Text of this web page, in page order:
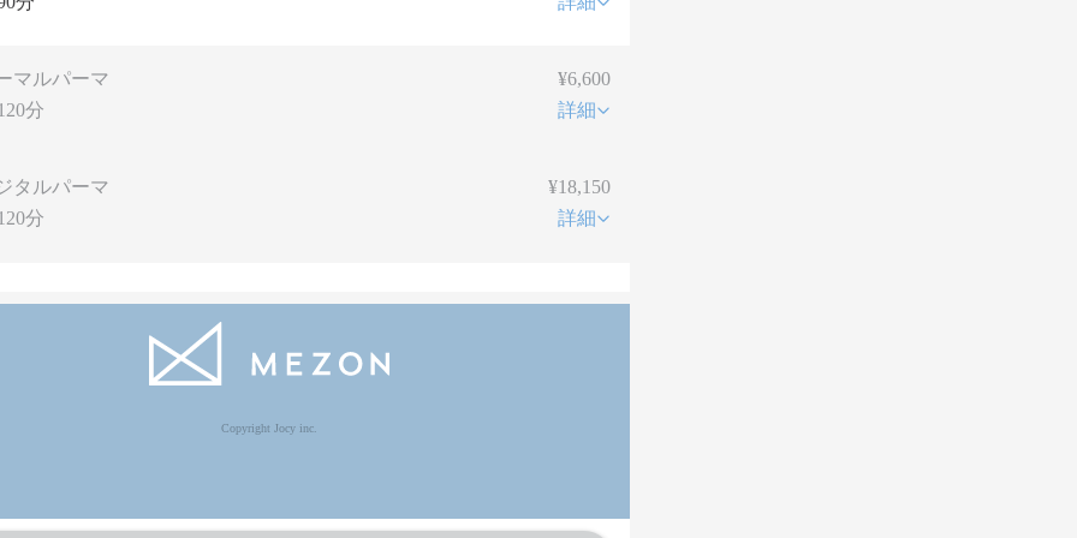
マルパーマ
¥6,600
分
詳細
タルパーマ
¥18,150
分
詳細
Copyright Jocy inc.